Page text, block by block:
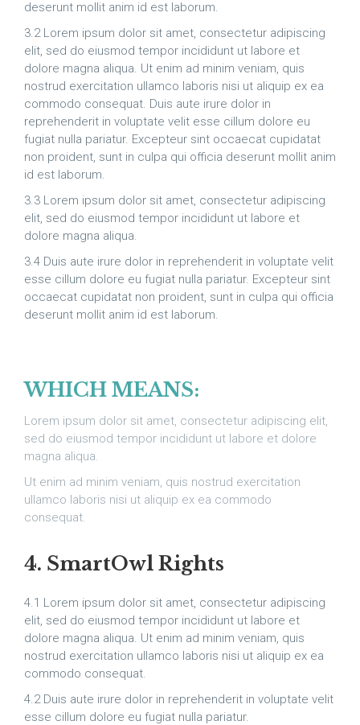
deserunt mollit anim id est laborum.
3.2 Lorem ipsum dolor sit amet, consectetur adipiscing
elit, sed do eiusmod tempor incididunt ut labore et
dolore magna aliqua. Ut enim ad minim veniam, quis
nostrud exercitation ullamco laboris nisi ut aliquip ex ea
commodo consequat. Duis aute irure dolor in
reprehenderit in voluptate velit esse cillum dolore eu
fugiat nulla pariatur. Excepteur sint occaecat cupidatat
non proident, sunt in culpa qui officia deserunt mollit anim
id est laborum.
3.3 Lorem ipsum dolor sit amet, consectetur adipiscing
elit, sed do eiusmod tempor incididunt ut labore et
dolore magna aliqua.
3.4 Duis aute irure dolor in reprehenderit in voluptate velit
esse cillum dolore eu fugiat nulla pariatur. Excepteur sint
occaecat cupidatat non proident, sunt in culpa qui officia
deserunt mollit anim id est laborum.
WHICH MEANS:
Lorem ipsum dolor sit amet, consectetur adipiscing elit,
sed do eiusmod tempor incididunt ut labore et dolore
magna aliqua.
Ut enim ad minim veniam, quis nostrud exercitation
ullamco laboris nisi ut aliquip ex ea commodo
consequat.
4. SmartOwl Rights
4.1 Lorem ipsum dolor sit amet, consectetur adipiscing
elit, sed do eiusmod tempor incididunt ut labore et
dolore magna aliqua. Ut enim ad minim veniam, quis
nostrud exercitation ullamco laboris nisi ut aliquip ex ea
commodo consequat.
4.2 Duis aute irure dolor in reprehenderit in voluptate velit
esse cillum dolore eu fugiat nulla pariatur.